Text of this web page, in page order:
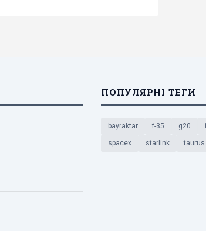
ПОПУЛЯРНІ ТЕГИ
bayraktar f-35 g20
spacex starlink taurus